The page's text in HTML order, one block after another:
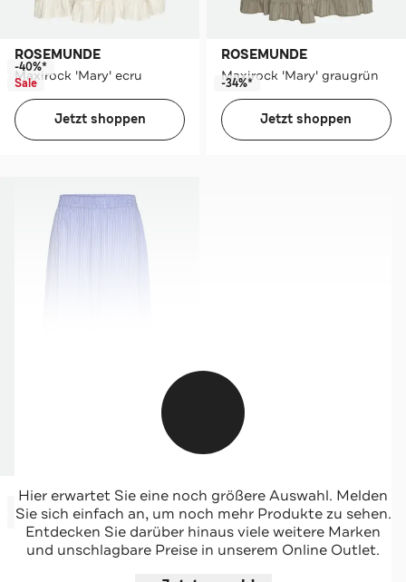
ROSEMUNDE
Maxirock 'Mary' ecru
-40%*
Sale
Jetzt shoppen
ROSEMUNDE
Maxirock 'Mary' graugrün
-34%*
Jetzt shoppen
ROSEMUNDE
Maxirock 'Iris' gestreift
-50%*
Sale
Jetzt shoppen
Hier erwartet Sie eine noch größere Auswahl. Melden
Sie sich einfach an, um noch mehr Produkte zu sehen.
Entdecken Sie darüber hinaus viele weitere Marken
und unschlagbare Preise in unserem Online Outlet.